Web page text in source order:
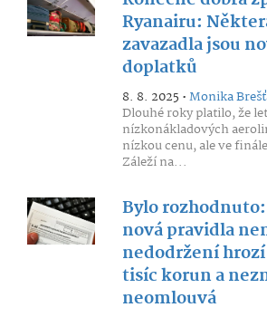
Ryanairu:
zavazadla jsou
doplatků
8. 8. 2025 •Monika
Dlouhé roky platilo, že
nízkonákladových
nízkou cenu, ale ve
Záleží na...
Bylo
nová pravidla
nedodržení
tisíc korun a
neomlouvá